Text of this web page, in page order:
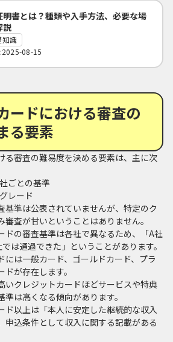
明書とは？種類や入手方法、必要な場
説
知識
08-15
ードにおける審査の
る要素
る審査の難易度を決める要素は、主に次
ごとの基準
レード
基準は公表されていませんが、特定のク
審査が甘いということはありません。
ドの審査基準は各社で異なるため、「A社
は通過できた」ということがあります。
には一般カード、ゴールドカード、プラ
が存在します。
いクレジットカードほどサービスや特典
は高くなる傾向があります。
ド以上は「本人に安定した継続的な収入
申込条件として収入に関する記載がある